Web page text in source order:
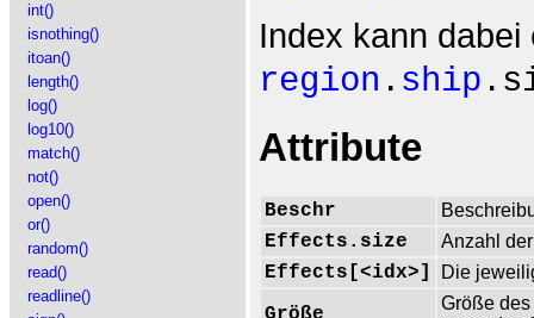
int()
isnothing()
itoan()
length()
log()
log10()
match()
not()
open()
or()
random()
read()
readline()
Index kann
region . ship
Attribute
Beschr
Effects.size Anzahl
Effects[<idx>] Die
Größe